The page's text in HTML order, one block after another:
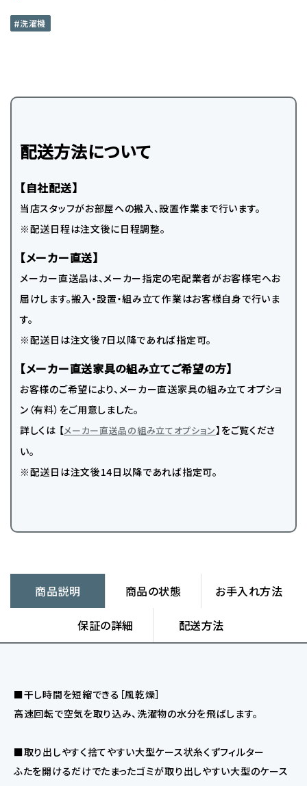
洗濯機
配送方法について
【自社配送】
当店スタッフがお部屋への搬入、設置作業まで行います。
※配送日程は注文後に日程調整。
【メーカー直送】
メーカー直送品は、メーカー指定の宅配業者がお客様宅へお
届けします。搬入・設置・組み立て作業はお客様自身で行いま
す。
※配送日は注文後7日以降であれば指定可。
【メーカー直送家具の組み立てご希望の方】
お客様のご希望により、メーカー直送家具の組み立てオプショ
ン（有料）をご用意しました。
詳しくは 【メーカー直送品の組み立てオプション】をご覧くださ
い。
※配送日は注文後14日以降であれば指定可。
商品説明 商品の状態 お手入れ方法
保証の詳細 配送方法
■干し時間を短縮できる［風乾燥］
高速回転で空気を取り込み、洗濯物の水分を飛ばします。
■取り出しやすく捨てやすい大型ケース状糸くずフィルター
ふたを開けるだけでたまったゴミが取り出しやすい大型のケース